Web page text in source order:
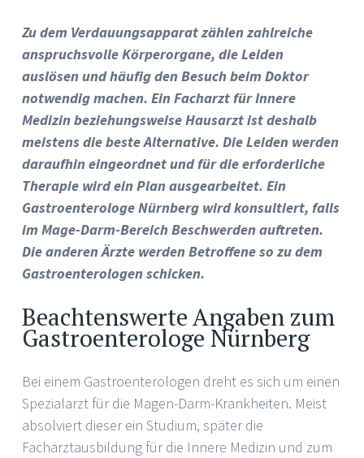
Zu dem Verdauungsapparat zählen zahlreiche
anspruchsvolle Körperorgane, die Leiden
auslösen und häufig den Besuch beim Doktor
notwendig machen. Ein Facharzt für Innere
Medizin beziehungsweise Hausarzt ist deshalb
meistens die beste Alternative. Die Leiden werden
daraufhin eingeordnet und für die erforderliche
Therapie wird ein Plan ausgearbeitet. Ein
Gastroenterologe Nürnberg wird konsultiert, falls
im Mage-Darm-Bereich Beschwerden auftreten.
Die anderen Ärzte werden Betroffene so zu dem
Gastroenterologen schicken.
Beachtenswerte Angaben zum
Gastroenterologe Nürnberg
Bei einem Gastroenterologen dreht es sich um einen
Spezialarzt für die Magen-Darm-Krankheiten. Meist
absolviert dieser ein Studium, später die
Facharztausbildung für die Innere Medizin und zum